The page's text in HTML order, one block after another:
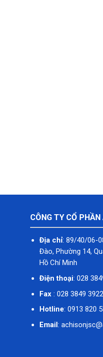
CÔNG TY CỔ
Địa chỉ: 89/40/06-
Đào, Phường 14,
Hồ Chí Minh
Điện thoại: 028
Fax : 028 3849 3922
Hotline: 0913 820
Email: